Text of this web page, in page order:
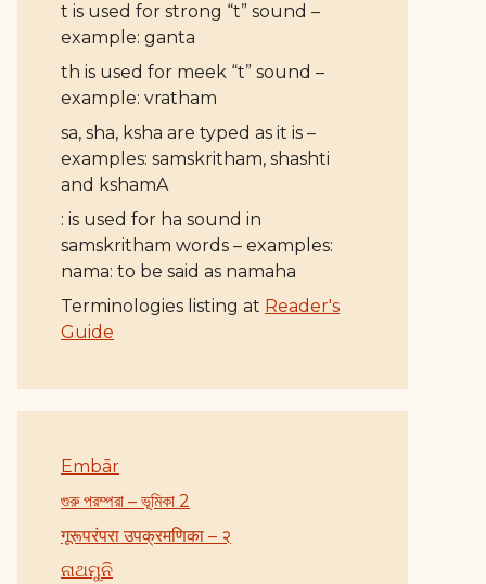
t is used for strong “t” sound –
example: ganta
th is used for meek “t” sound –
example: vratham
sa, sha, ksha are typed as it is –
examples: samskritham, shashti
and kshamA
: is used for ha sound in
samskritham words – examples:
nama: to be said as namaha
Terminologies listing at Reader's
Guide
Embār
গুরু পরম্পরা – ভূমিকা 2
गूरूपरंपरा उपक्रमणिका – २
ନାଥମୁନି